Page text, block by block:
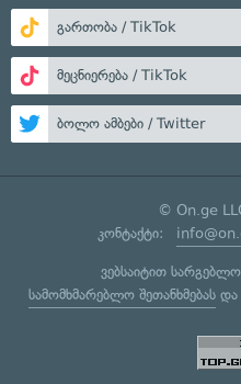
გართობა / TikTok
მეცნიერება / TikTok
ბოლო ამბები / Twitter
© On.ge
კონტაქტი:
ვებსაიტით
სამომხმარებლო შეთანხმებასდა